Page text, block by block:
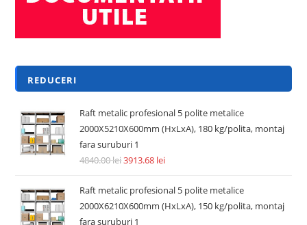
REDUCERI
Raft metalic profesional 5 polite metalice
2000X5210X600mm (HxLxA), 180 kg/polita, montaj
fara suruburi 1
4840.00lei3913.68 lei
Raft metalic profesional 5 polite metalice
2000X6210X600mm (HxLxA), 150 kg/polita, montaj
fara suruburi 1